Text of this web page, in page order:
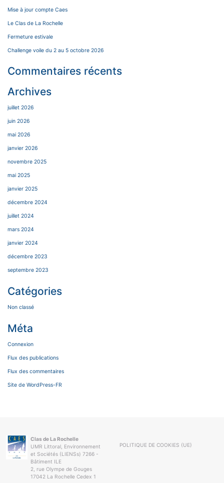
Mise à jour compte Caes
Le Clas de La Rochelle
Fermeture estivale
Challenge voile du 2 au 5 octobre 2026
Commentaires récents
Archives
juillet 2026
juin 2026
mai 2026
janvier 2026
novembre 2025
mai 2025
janvier 2025
décembre 2024
juillet 2024
mars 2024
janvier 2024
décembre 2023
septembre 2023
Catégories
Non classé
Méta
Connexion
Flux des publications
Flux des commentaires
Site de WordPress-FR
Clas de La Rochelle
UMR Littoral, Environnement
et Sociétés (LIENSs) 7266 -
Bâtiment ILE
2, rue Olympe de Gouges
17042 La Rochelle Cedex 1
POLITIQUE DE COOKIES (UE)